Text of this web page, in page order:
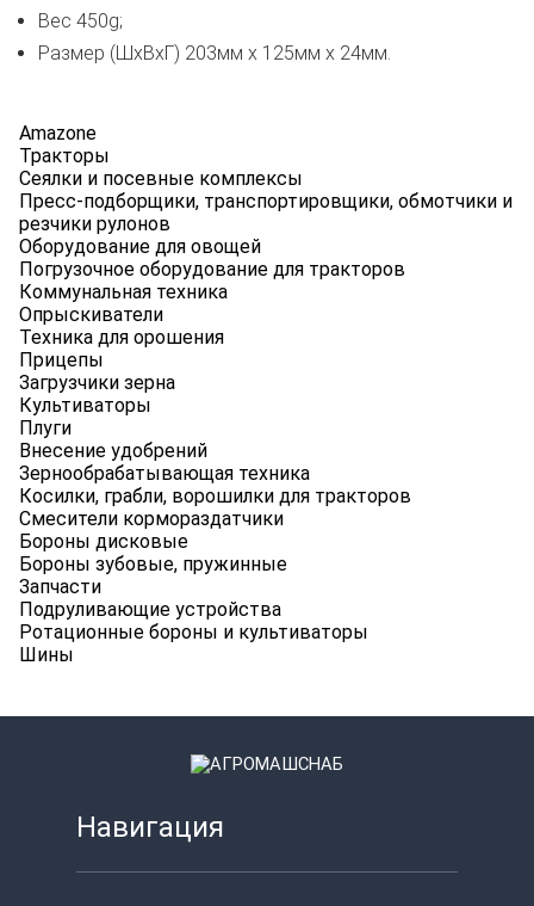
Amazone
Тракторы
Сеялки и посевные комплексы
Пресс-подборщики, транспортировщики, обмотчики и
резчики рулонов
Оборудование для овощей
Погрузочное оборудование для тракторов
Коммунальная техника
Опрыскиватели
Техника для орошения
Прицепы
Загрузчики зерна
Культиваторы
Плуги
Внесение удобрений
Зернообрабатывающая техника
Косилки, грабли, ворошилки для тракторов
Смесители кормораздатчики
Бороны дисковые
Бороны зубовые, пружинные
Запчасти
Подруливающие устройства
Ротационные бороны и культиваторы
Шины
Вес 450g;
Размер (ШxВxГ) 203мм x 125мм x 24мм.
Навигация